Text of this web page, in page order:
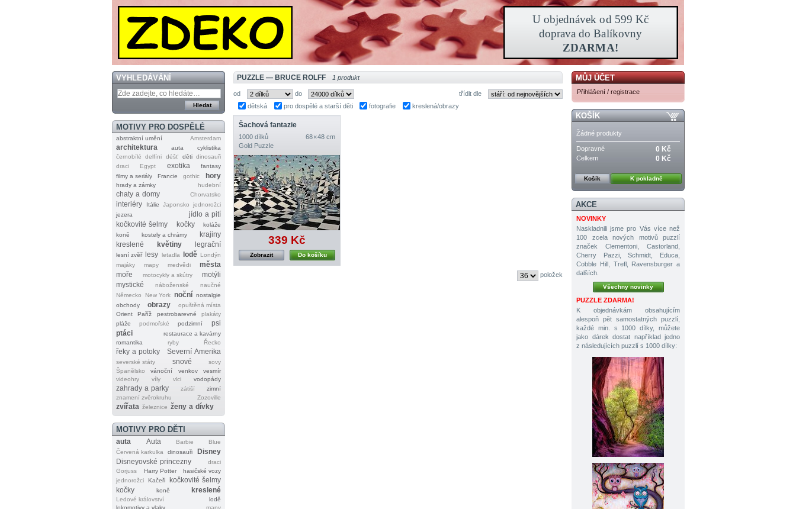
VYHLEDÁVÁNÍ
MOTIVY PRO DOSPĚLÉ
abstraktní umění Amsterdam
architektura auta
cyklistika
černobílé
delfíni déšť děti dinosauři
draci
Egypt exotika
fantasy
filmy a seriály
Francie gothic hory
hrady a zámky hudební
chaty a domy Chorvatsko
interiéry Itálie Japonsko
jednorožci
jezera
jídlo a pití
kočkovité šelmy
kočky
koláže
koně
kostely a chrámy
krajiny
kreslené
květiny legrační
lesní zvěř lesy letadla lodě Londýn
majáky
mapy medvědi
města
moře
motocykly a skútry
motýli
mystické
náboženské
naučné
Německo
New York noční nostalgie
obchody
obrazy
opuštěná místa
Orient
Paříž pestrobarevné
plakáty
pláže
podmořské podzimní
psi
ptáci
restaurace a kavárny
romantika
ryby Řecko
řeky a potoky Severní Amerika
severské státy snové
sovy
Španělsko
vánoční venkov
vesmír
videohry
víly vlci vodopády
zahrady a parky zátiší
zimní
znamení zvěrokruhu
Zozoville
zvířata železnice ženy a dívky
MOTIVY PRO DĚTI
auta Auta Barbie
Blue
Červená karkulka
dinosauři
Disney
Disneyovské princezny
draci
Gorjuss
Harry Potter
hasičské vozy
jednorožci
Kačeři
kočkovité šelmy
kočky
koně kreslené
Ledové království
lodě
lokomotivy a vlaky
mapy
PUZZLE — BRUCE ROLFF 1 produkt
od do
třídit dle
dětská
pro dospělé a starší děti fotografie kreslená/obrazy
Šachová fantazie
1000 dílků
68 × 48 cm
Gold Puzzle
339 Kč
Do košíku
Zobrazit
položek
MŮJ ÚČET
Přihlášení / registrace
KOŠÍK
Žádné produkty
Dopravné 0 Kč
Celkem 0 Kč
Košík K pokladně
AKCE
NOVINKY
Naskladnili jsme pro Vás více než
100 zcela nových motivů puzzlí
značek Clementoni, Castorland,
Cherry Pazzi, Schmidt, Educa,
Cobble Hill, Trefl, Ravensburger a
dalších.
Všechny novinky
PUZZLE ZDARMA!
K objednávkám obsahujícím
alespoň pět samostatných puzzlí,
každé min. s 1000 dílky, můžete
jako dárek dostat například jedno
z následujících puzzlí s 1000 dílky: